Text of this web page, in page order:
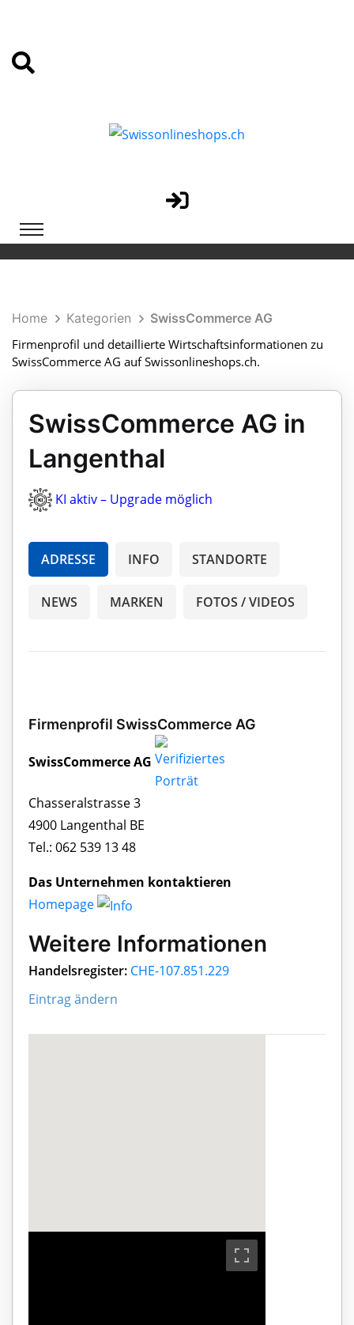
Home Kategorien
SwissCommerce AG
Firmenprofil und detaillierte Wirtschaftsinformationen zu
SwissCommerce AG auf Swissonlineshops.ch.
SwissCommerce AG in
Langenthal
KI aktiv – Upgrade möglich
ADRESSE INFO STANDORTE
NEWS MARKEN FOTOS / VIDEOS
Firmenprofil SwissCommerce AG
SwissCommerce AG
Chasseralstrasse 3
4900 Langenthal BE
Tel.: 062 539 13 48
Das Unternehmen kontaktieren
Homepage
Weitere Informationen
Handelsregister: CHE-107.851.229
Eintrag ändern